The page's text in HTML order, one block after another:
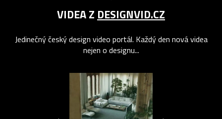
VIDEA Z DESIGNVID.CZ
Jedinečný český design video portál. Každý den nová videa
nejen o designu...